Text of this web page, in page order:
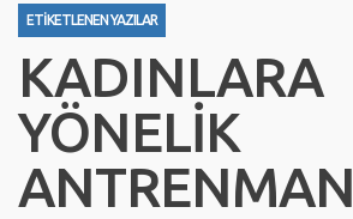
Ne Kadar Su İçmelisiniz?
ETIKETLENEN YAZILAR
KADINLARA
YÖNELIK
ANTRENMAN